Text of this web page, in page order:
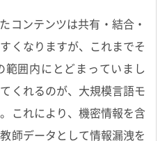
コンテンツは共有・結合・
くなりますが、これまでそ
範囲内にとどまっていまし
くれるのが、大規模言語モ
これにより、機密情報を含
師データとして情報漏洩を